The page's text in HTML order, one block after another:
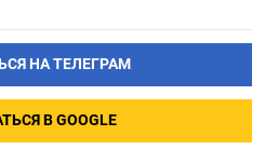
НА ТЕЛЕГРАМ
В GOOGLE